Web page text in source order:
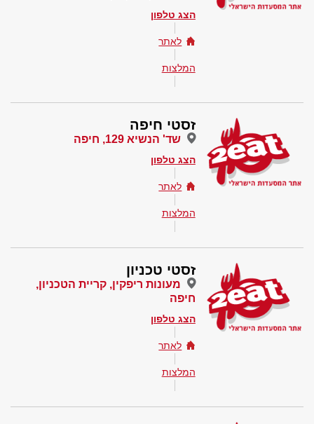
הצג טלפון
לאתר
המלצות
זסטי חיפה
שד' הנשיא 129, חיפה
הצג טלפון
לאתר
המלצות
זסטי טכניון
מעונות ריפקין, קריית הטכניון,
חיפה
הצג טלפון
לאתר
המלצות